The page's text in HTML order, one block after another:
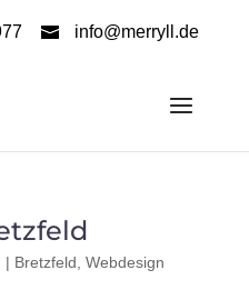
info@merryll.de
| Bretzfeld Webdesign